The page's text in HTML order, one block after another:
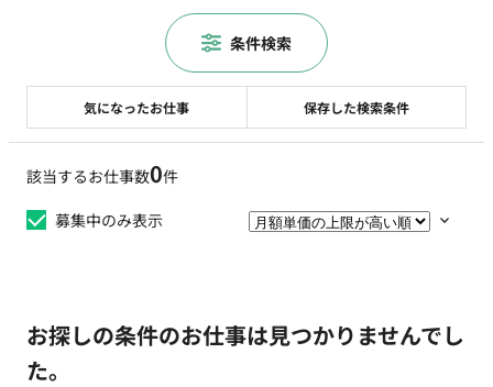
該当するお仕事数0件
募集中のみ表示
お探しの条件のお仕事は見つかりませんでし
た。
気になったお仕事 保存した検索条件
条件検索